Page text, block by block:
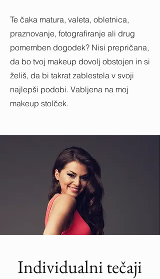
Te čaka matura, valeta, obletnica,
praznovanje, fotografiranje ali drug
pomemben dogodek? Nisi prepričana,
da bo tvoj makeup dovolj obstojen in si
želiš, da bi takrat zablestela v svoji
najlepši podobi. Vabljena na moj
makeup stolček.
Individualni tečaji